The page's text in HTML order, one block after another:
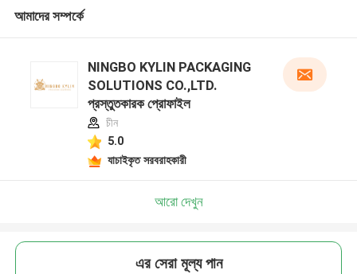
আমাদের সম্পর্কে
NINGBO KYLIN PACKAGING
SOLUTIONS CO.,LTD.
প্রস্তুতকারক প্রোফাইল
চীন
5.0
যাচাইকৃত সরবরাহকারী
আরো দেখুন
এর সেরা মূল্য পান